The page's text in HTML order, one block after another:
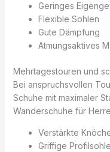
Geringes
Flexible Sohlen
Gute Dämpfung
Atmungsaktives
Mehrtagestouren und
Bei anspruchsvollen
Schuhe mit maximaler
Wanderschuhe für
Verstärkte
Griffige